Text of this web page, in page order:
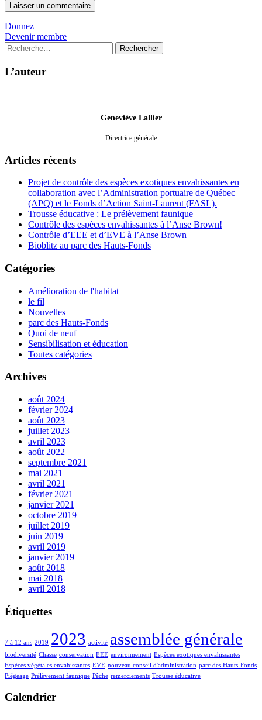
Donnez
Devenir membre
Rechercher :
L’auteur
Geneviève Lallier
Directrice générale
Articles récents
Projet de contrôle des espèces exotiques envahissantes en
collaboration avec l’Administration portuaire de Québec
(APQ) et le Fonds d’Action Saint-Laurent (FASL).
Trousse éducative : Le prélèvement faunique
Contrôle des espèces envahissantes à l’Anse Brown!
Contrôle d’EEE et d’EVE à l’Anse Brown
Bioblitz au parc des Hauts-Fonds
Catégories
Amélioration de l'habitat
le fil
Nouvelles
parc des Hauts-Fonds
Quoi de neuf
Sensibilisation et éducation
Toutes catégories
Archives
août 2024
février 2024
août 2023
juillet 2023
avril 2023
août 2022
septembre 2021
mai 2021
avril 2021
février 2021
janvier 2021
octobre 2019
juillet 2019
juin 2019
avril 2019
janvier 2019
août 2018
mai 2018
avril 2018
Étiquettes
7 à 12 ans 2019 2023 activité assemblée générale
biodiversité Chasse conservation EEE environnement Espèces exotiques envahissantes
Espèces végétales envahissantes EVE nouveau conseil d'administration parc des Hauts-Fonds
Piégeage Prélèvement faunique Pêche remerciements Trousse éducative
Calendrier